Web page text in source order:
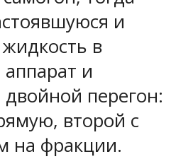
и
в
и
перегон:
второй с
на фракции.